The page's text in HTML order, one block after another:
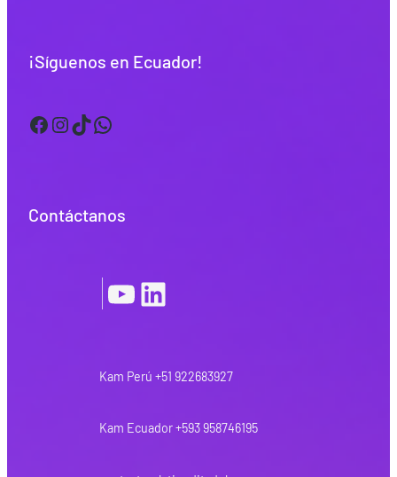
¡Síguenos en Ecuador!
Facebook InstagramTikTok WhatsApp
Contáctanos
YouTube LinkedIn
Kam Perú +51 922683927
Kam Ecuador +593 958746195